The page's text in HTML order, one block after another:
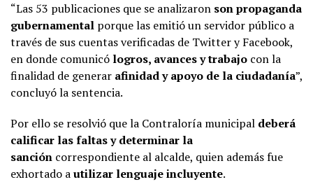
“Las 53 publicaciones que se analizaron son propaganda
gubernamental porque las emitió un servidor público a
través de sus cuentas verificadas de Twitter y Facebook,
en donde comunicó logros, avances y trabajo con la
finalidad de generar afinidad y apoyo de la ciudadanía”,
concluyó la sentencia.
Por ello se resolvió que la Contraloría municipal deberá
calificar las faltas y determinar la
sanción correspondiente al alcalde, quien además fue
exhortado autilizar lenguaje incluyente.